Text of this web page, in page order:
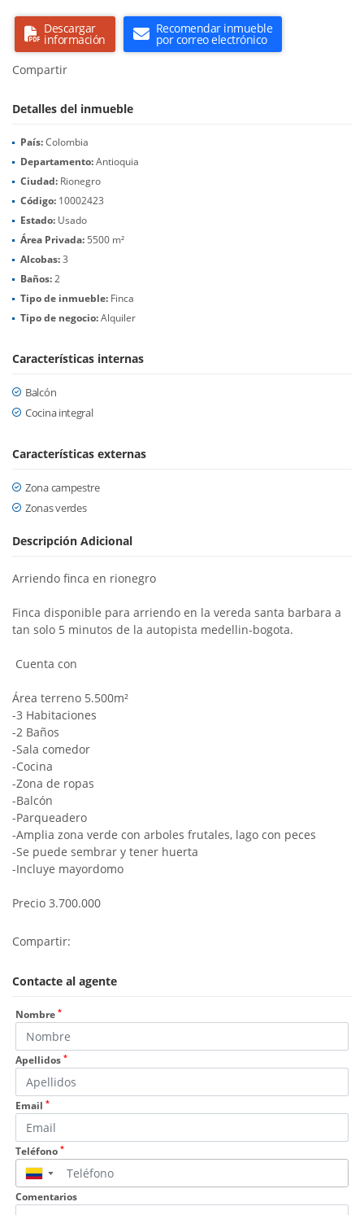
Descargar
información
Recomendar inmueble
por correo electrónico
Compartir
Detalles del inmueble
País:Colombia
Departamento:Antioquia
Ciudad: Rionegro
Código: 10002423
Estado: Usado
Área Privada: 5500 m²
Alcobas:3
Baños:2
Tipo de inmueble: Finca
Tipo de negocio:Alquiler
Características internas
Balcón
Cocina integral
Características externas
Zona campestre
Zonas verdes
Descripción Adicional
Arriendo finca en rionegro
Finca disponible para arriendo en la vereda santa barbara a
tan solo 5 minutos de la autopista medellin-bogota.
Cuenta con
Área terreno 5.500m²
-3 Habitaciones
-2 Baños
-Sala comedor
-Cocina
-Zona de ropas
-Balcón
-Parqueadero
-Amplia zona verde con arboles frutales, lago con peces
-Se puede sembrar y tener huerta
-Incluye mayordomo
Precio 3.700.000
Compartir:
Contacte al agente
Nombre *
Apellidos *
Email *
Teléfono *
▼
Comentarios